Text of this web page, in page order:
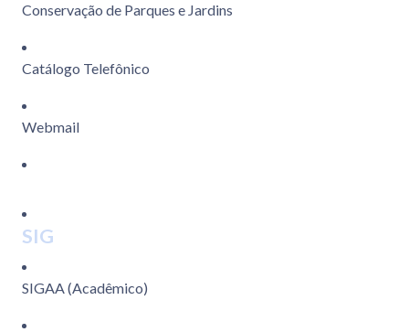
Conservação de Parques e Jardins
Catálogo Telefônico
Webmail
SIG
SIGAA (Acadêmico)